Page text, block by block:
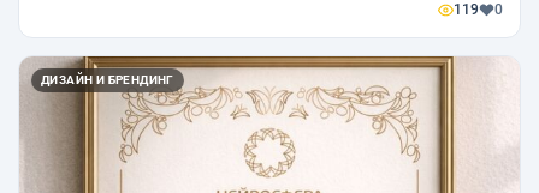
119 0
ДИЗАЙН И БРЕНДИНГ